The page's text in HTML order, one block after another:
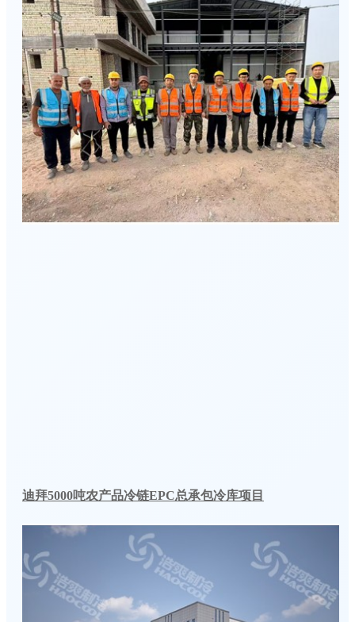
迪拜5000吨农产品冷链EPC总承包冷库项目